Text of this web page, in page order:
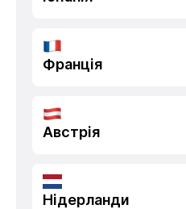
Франція
Австрія
Нідерланди